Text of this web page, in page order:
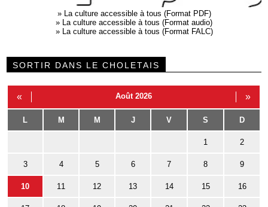
»
La culture accessible à tous (Format PDF)
»
La culture accessible à tous (Format audio)
»
La culture accessible à tous (Format FALC)
SORTIR DANS LE CHOLETAIS
« Août 2026 »
L M M J V S D
1 2
3 4 5 6 7 8 9
10 11 12 13 14 15 16